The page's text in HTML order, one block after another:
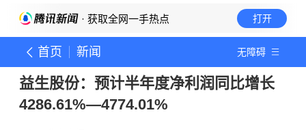
· 获取全网一手热点 打开
首页 新闻 无障碍
益生股份：预计半年度净利润同比增长
4286.61%—4774.01%